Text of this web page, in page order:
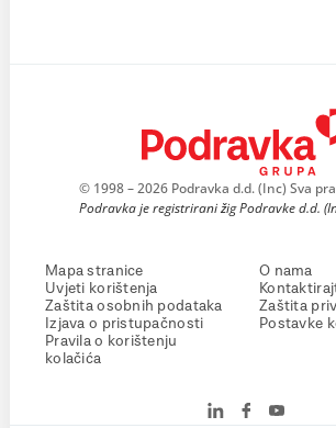
© 1998 – 2026 Podravka d.d. (Inc) Sva
Podravka je registrirani žig Podravke d.d.
Mapa stranice
Uvjeti korištenja
Zaštita osobnih podataka
Izjava o pristupačnosti
Pravila o korištenju
kolačića
O nama
Zaštita
Postavke